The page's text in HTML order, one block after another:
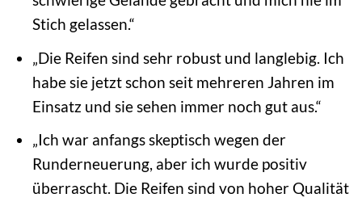
Stich gelassen.“
„Die Reifen sind sehr robust und langlebig. Ich
habe sie jetzt schon seit mehreren Jahren im
Einsatz und sie sehen immer noch gut aus.“
„Ich war anfangs skeptisch wegen der
Runderneuerung, aber ich wurde positiv
überrascht. Die Reifen sind von hoher Qualität